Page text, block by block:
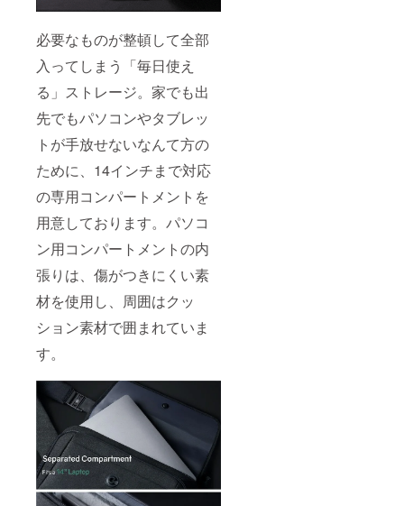
必要なものが整頓して全部
入ってしまう「毎日使え
る」ストレージ。家でも出
先でもパソコンやタブレッ
トが手放せないなんて方の
ために、14インチまで対応
の専用コンパートメントを
用意しております。パソコ
ン用コンパートメントの内
張りは、傷がつきにくい素
材を使用し、周囲はクッ
ション素材で囲まれていま
す。